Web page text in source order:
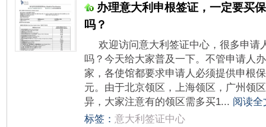
办理意大利申根签证，一定要买
吗？
欢迎访问意大利签证中心，很多申请
吗？今天给大家普及一下。不管申请人
家，各使馆都要求申请人必须提供申根
元。由于北京领区，上海领区，广州领
异，大家注意有的领区需多买1... 阅读全
标签： 意大利签证中心